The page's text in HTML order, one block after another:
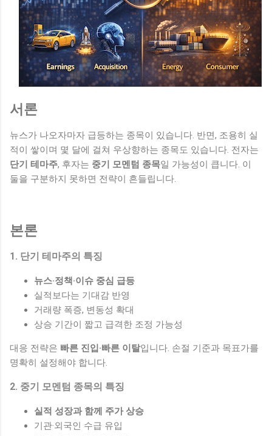
서론
뉴스가 나오자마자 급등하는 종목이 있습니다. 반면, 조용히 실
적이 쌓이며 몇 달에 걸쳐 우상향하는 종목도 있습니다. 전자는
단기 테마주, 후자는 중기 모멘텀 종목일 가능성이 큽니다. 이
둘을 구분하지 못하면 전략이 흔들립니다.
본론
1. 단기 테마주의 특징
뉴스·정책·이슈 중심 급등
실적보다는 기대감 반영
거래량 폭증, 변동성 확대
상승 기간이 짧고 급격한 조정 가능성
대응 전략은 빠른 진입·빠른 이탈입니다. 손절 기준과 목표가를
명확히 설정해야 합니다.
2. 중기 모멘텀 종목의 특징
실적 성장과 함께 주가 상승
기관·외국인 수급 유입